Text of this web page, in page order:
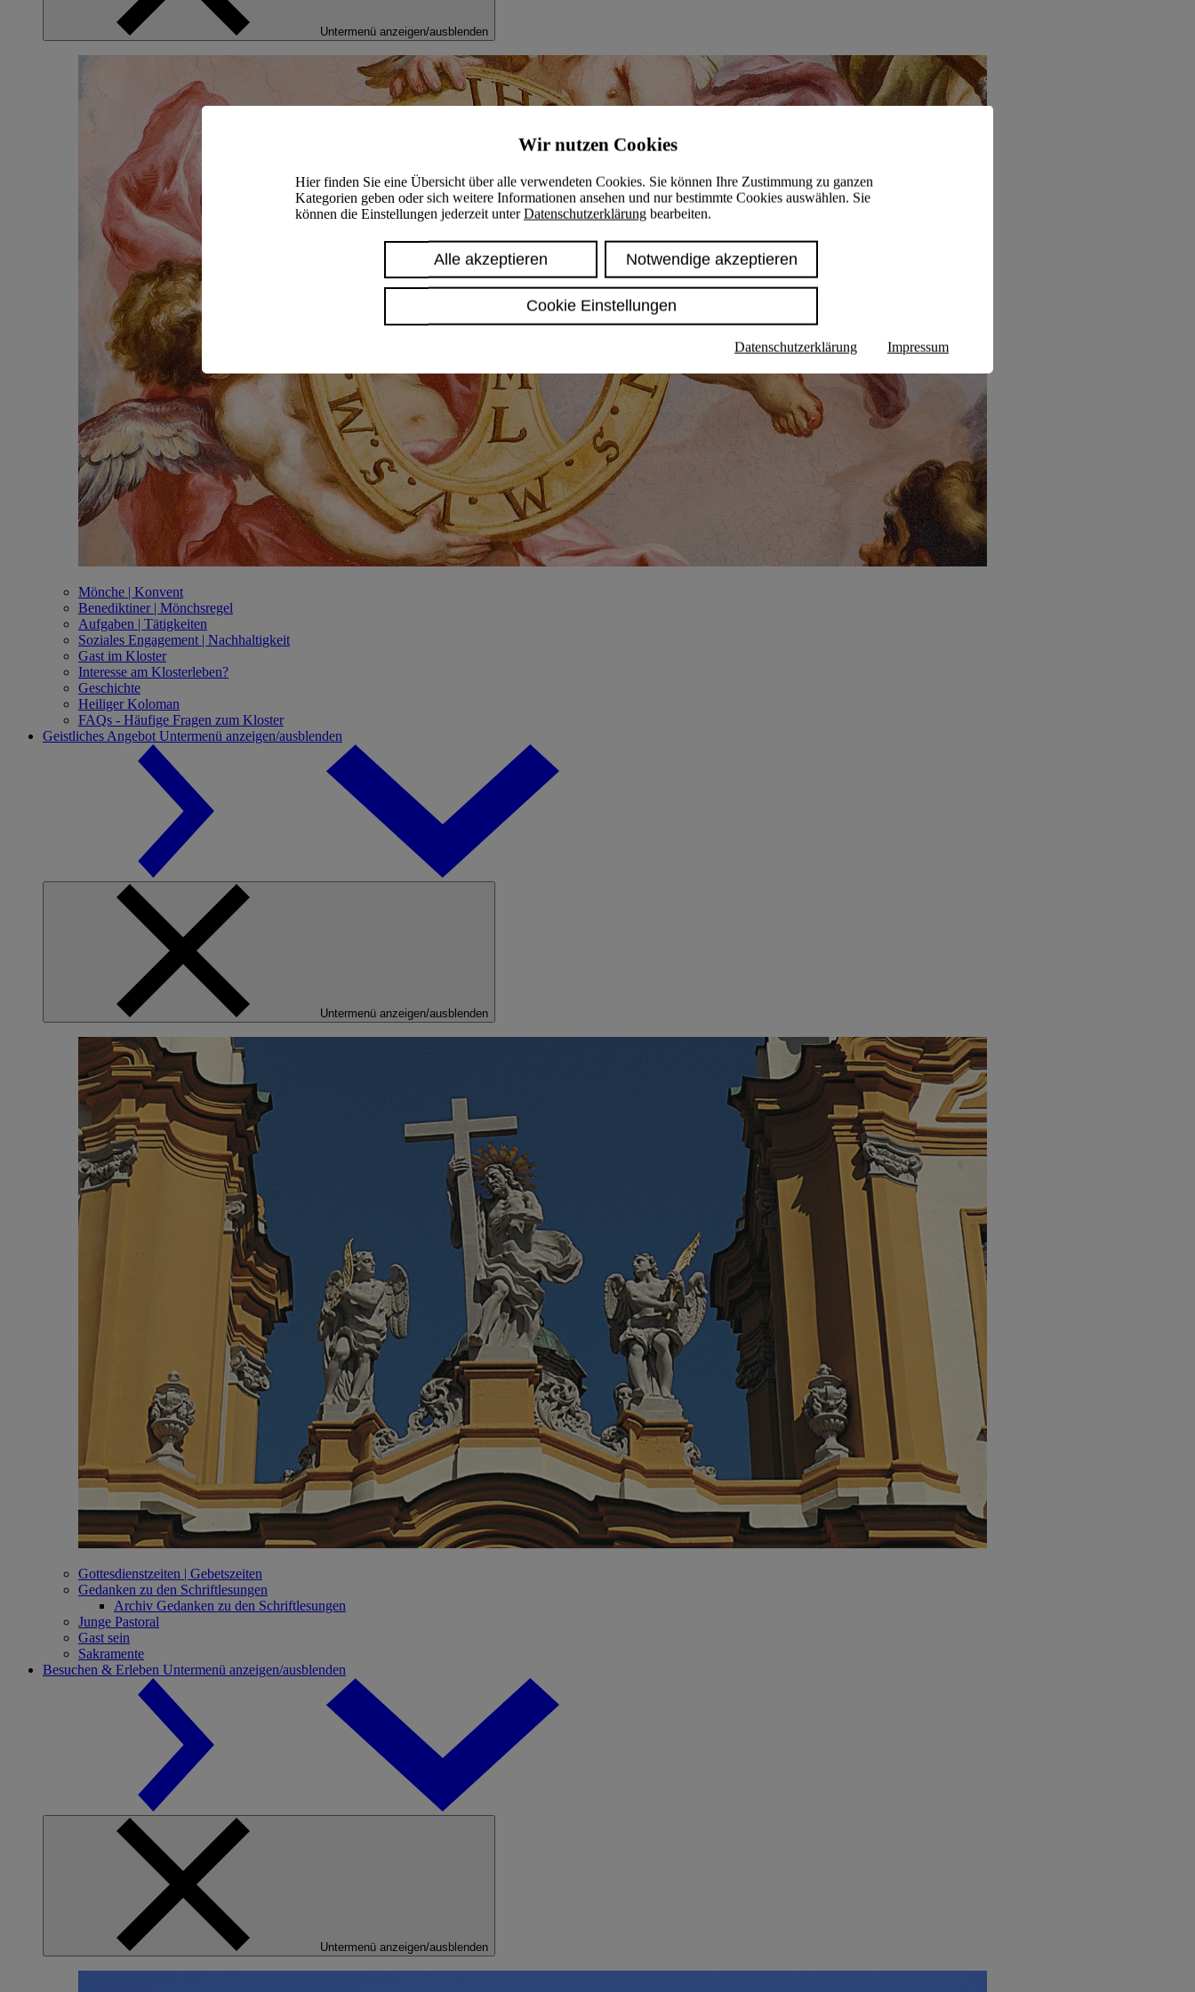
Wir nutzen Cookies
Hier finden Sie eine Übersicht über alle verwendeten Cookies. Sie können Ihre Zustimmung zu ganzen
Kategorien geben oder sich weitere Informationen ansehen und nur bestimmte Cookies auswählen. Sie
können die Einstellungen jederzeit unterDatenschutzerklärung bearbeiten.
Alle akzeptieren Notwendige akzeptieren
Cookie Einstellungen
Datenschutzerklärung Impressum
Untermenü anzeigen/ausblenden
Mönche | Konvent
Benediktiner | Mönchsregel
Aufgaben | Tätigkeiten
Soziales Engagement | Nachhaltigkeit
Gast im Kloster
Interesse am Klosterleben?
Geschichte
Heiliger Koloman
FAQs - Häufige Fragen zum Kloster
Geistliches Angebot Untermenü anzeigen/ausblenden
Untermenü anzeigen/ausblenden
Gottesdienstzeiten | Gebetszeiten
Gedanken zu den Schriftlesungen
Archiv Gedanken zu den Schriftlesungen
Junge Pastoral
Gast sein
Sakramente
Besuchen & Erleben Untermenü anzeigen/ausblenden
Untermenü anzeigen/ausblenden